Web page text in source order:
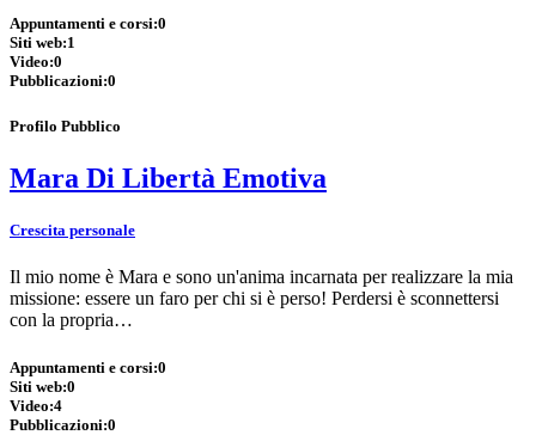
Appuntamenti e corsi:0
Siti web:1
Video:0
Pubblicazioni:0
Profilo Pubblico
Mara Di Libertà Emotiva
Crescita personale
Il mio nome è Mara e sono un'anima incarnata per realizzare la mia
missione: essere un faro per chi si è perso! Perdersi è sconnettersi
con la propria…
Appuntamenti e corsi:0
Siti web:0
Video:4
Pubblicazioni:0